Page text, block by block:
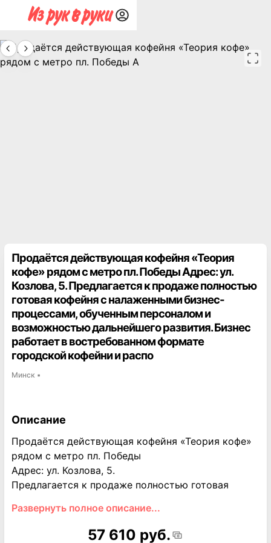
Продаётся действующая кофейня «Теория
кофе» рядом с метро пл. Победы Адрес: ул.
Козлова, 5. Предлагается к продаже полностью
готовая кофейня с налаженными бизнес-
процессами, обученным персоналом и
возможностью дальнейшего развития. Бизнес
работает в востребованном формате
городской кофейни и распо
Минск ▪
Описание
Развернуть полное описание...
Продаётся действующая кофейня «Теория кофе»
рядом с метро пл. Победы
Адрес: ул. Козлова, 5.
Предлагается к продаже полностью готовая
обученным персоналом и возможностью
дальнейшего развития. Бизнес работает в
57 610 руб.